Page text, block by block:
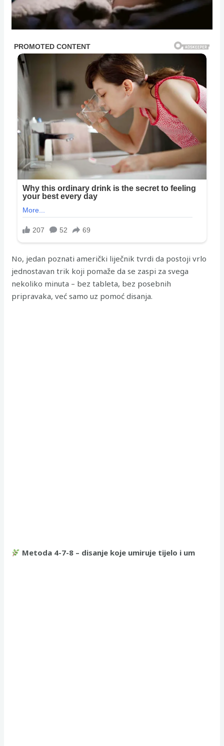
No, jedan poznati američki liječnik tvrdi da postoji vrlo
jednostavan trik koji pomaže da se zaspi za svega
nekoliko minuta – bez tableta, bez posebnih
pripravaka, već samo uz pomoć disanja.
Metoda 4-7-8 – disanje koje umiruje tijelo i um